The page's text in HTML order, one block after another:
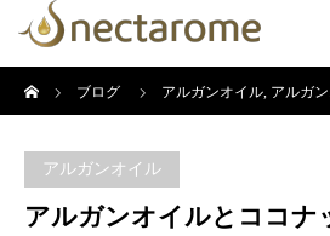
ブログ
アルガンオイル, アルガ
アルガンオイル
アルガンオイルとココナ